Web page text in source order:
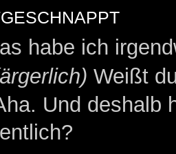
habe ich
Weißt
Und deshalb